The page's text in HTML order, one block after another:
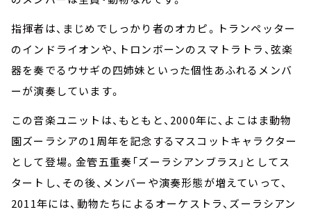
指揮者は、まじめでしっかり者のオカピ。トランペッター
のインドライオンや、トロンボーンのスマトラトラ、弦楽
器を奏でるウサギの四姉妹といった個性あふれるメンバ
ーが演奏しています。
この音楽ユニットは、もともと、2000年に、よこはま動物
園ズーラシアの1周年を記念するマスコットキャラクター
として登場。金管五重奏「ズーラシアンブラス」としてス
タートし、その後、メンバーや演奏形態が増えていって、
2011年には、動物たちによるオーケストラ、ズーラシアン